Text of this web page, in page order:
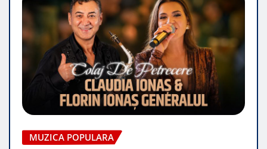
MUZICA POPULARA